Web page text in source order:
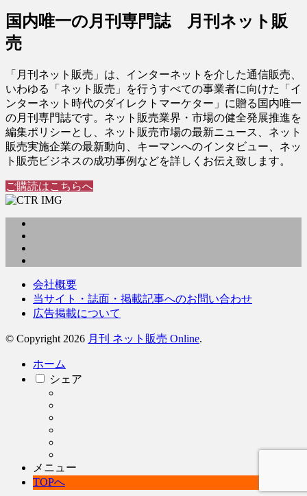
国内唯一の月刊専門誌 月刊ネット販
売
「月刊ネット販売」は、インターネットを介した通信販売、
いわゆる「ネット販売」を行うすべての事業者に向けた「イ
ンターネット時代のダイレクトマーケター」に贈る国内唯一
の月刊専門誌です。ネット販売業界・市場の健全発展推進を
編集ポリシーとし、ネット販売市場の最新ニュース、ネット
販売実施企業の最新動向、キーマンへのインタビュー、ネッ
ト販売ビジネスの成功事例などを詳しくお伝え致します。
ご購読はこちらへ
会社概要
当サイト・誌面・掲載記事へのお問い合わせ
広告掲載について
© Copyright 2026 月刊 ネット販売 Online.
ホーム
シェア
メニュー
TOPへ